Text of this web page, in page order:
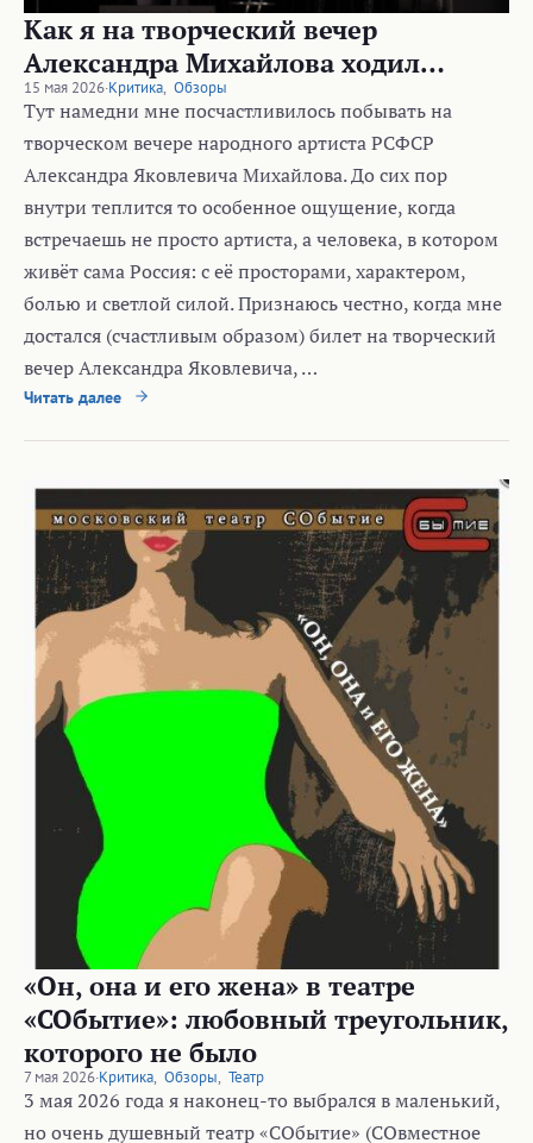
Как я на творческий вечер
Александра Михайлова ходил…
15 мая 2026·Критика, Обзоры
Тут намедни мне посчастливилось побывать на
творческом вечере народного артиста РСФСР
Александра Яковлевича Михайлова. До сих пор
внутри теплится то особенное ощущение, когда
встречаешь не просто артиста, а человека, в котором
живёт сама Россия: с её просторами, характером,
болью и светлой силой. Признаюсь честно, когда мне
достался (счастливым образом) билет на творческий
вечер Александра Яковлевича, …
Читать далее
«Он, она и его жена» в театре
«СОбытие»: любовный треугольник,
которого не было
7 мая 2026·Критика, Обзоры, Театр
3 мая 2026 года я наконец-то выбрался в маленький,
но очень душевный театр «СОбытие» (СОвместное